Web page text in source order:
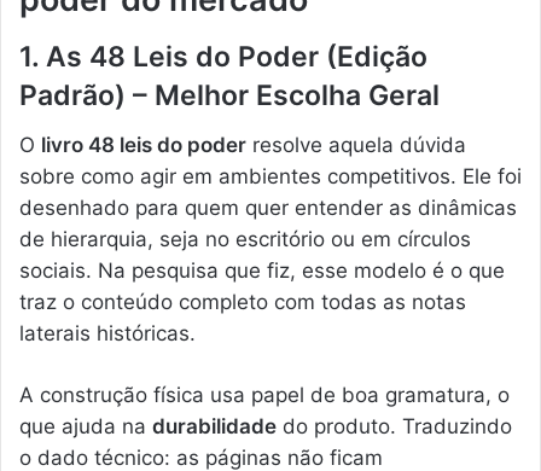
1. As 48 Leis do Poder (Edição
Padrão) – Melhor Escolha Geral
O livro 48 leis do poder resolve aquela dúvida
sobre como agir em ambientes competitivos. Ele foi
desenhado para quem quer entender as dinâmicas
de hierarquia, seja no escritório ou em círculos
sociais. Na pesquisa que fiz, esse modelo é o que
traz o conteúdo completo com todas as notas
laterais históricas.
A construção física usa papel de boa gramatura, o
que ajuda na durabilidade do produto. Traduzindo
o dado técnico: as páginas não ficam